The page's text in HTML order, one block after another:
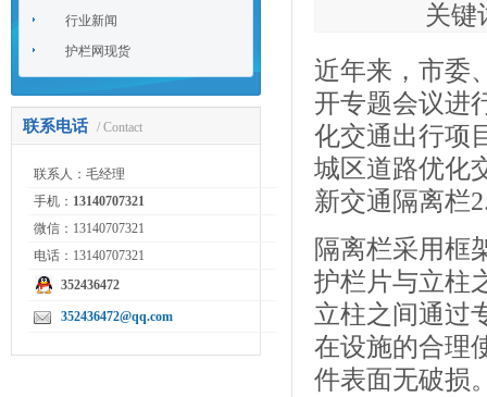
行业新闻
护栏网现货
联系电话 / Contact
联系人：毛经理
手机： 13140707321
微信：13140707321
电话：13140707321
352436472
352436472@qq.com
关键
近年来，市委
开专题会议进
化交通出行项
城区道路优化
新交通隔离栏
隔离栏采用框
护栏片与立柱
立柱之间通过
在设施的合理
件表面无破损